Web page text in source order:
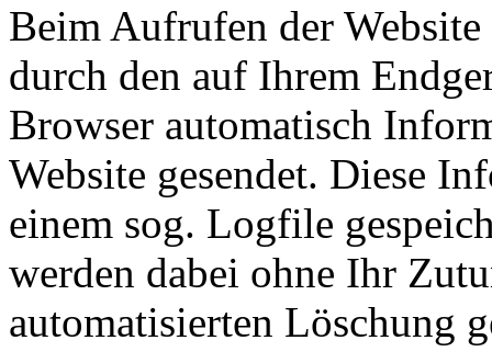
Beim Aufrufen der Website
durch den auf Ihrem
Browser automatisch
Website gesendet. Diese
einem sog. Logfile
werden dabei ohne Ihr
automatisierten Löschung